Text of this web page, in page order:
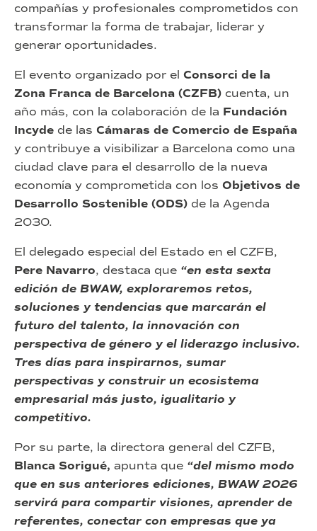
compañías y profesionales comprometidos con
transformar la forma de trabajar, liderar y
generar oportunidades.
El evento organizado por el Consorci de la
Zona Franca de Barcelona (CZFB) cuenta, un
año más, con la colaboración de la Fundación
Incyde de las Cámaras de Comercio de España
y contribuye a visibilizar a Barcelona como una
ciudad clave para el desarrollo de la nueva
economía y comprometida con los Objetivos de
Desarrollo Sostenible (ODS) de la Agenda
2030.
El delegado especial del Estado en el CZFB,
Pere Navarro, destaca que “en esta sexta
edición de BWAW, exploraremos retos,
soluciones y tendencias que marcarán el
futuro del talento, la innovación con
perspectiva de género y el liderazgo inclusivo.
Tres días para inspirarnos, sumar
perspectivas y construir un ecosistema
empresarial más justo, igualitario y
competitivo.
Por su parte, la directora general del CZFB,
Blanca Sorigué, apunta que “del mismo modo
que en sus anteriores ediciones, BWAW 2026
servirá para compartir visiones, aprender de
referentes, conectar con empresas que ya